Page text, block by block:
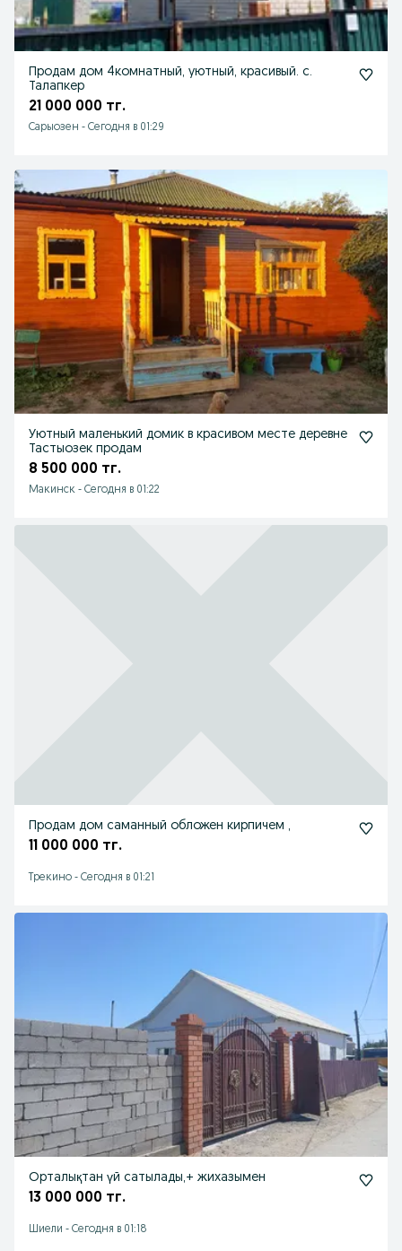
Продам дом 4комнатный, уютный, красивый. с.
Талапкер
21 000 000 тг.
Сарыозен - Сегодня в 01:29
Уютный маленький домик в красивом месте деревне
Тастыозек продам
8 500 000 тг.
Макинск - Сегодня в 01:22
Продам дом саманный обложен кирпичем ,
11 000 000 тг.
Трекино - Сегодня в 01:21
Орталықтан үй сатылады,+ жихазымен
13 000 000 тг.
Шиели - Сегодня в 01:18